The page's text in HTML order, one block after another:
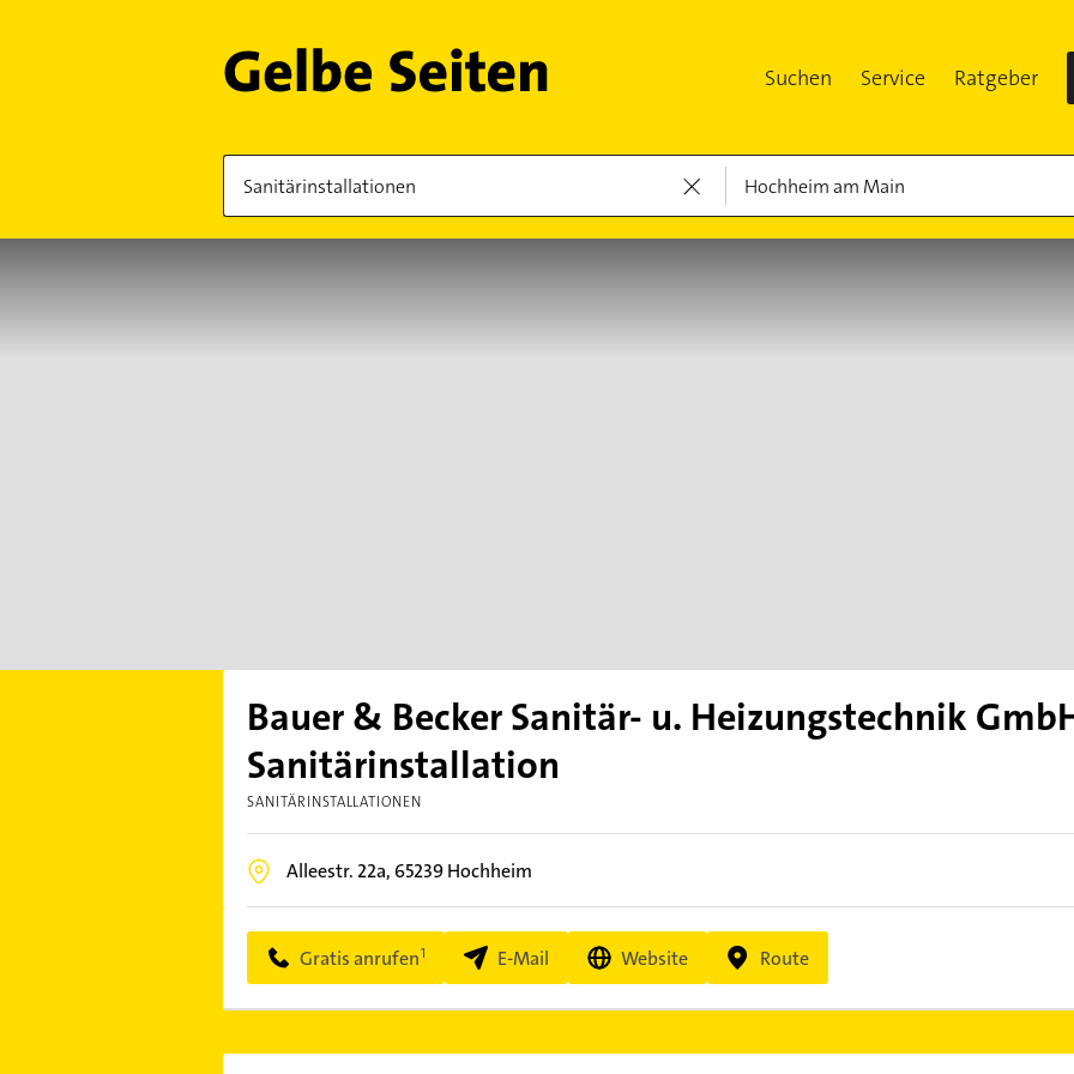
Suchen Service Ratgeber
Bauer & Becker Sanitär- u. Heizungstechnik
Sanitärinstallation
SANITÄRINSTALLATIONEN
Alleestr. 22a, 65239Hochheim
Gratis anrufen E-Mail Website Route